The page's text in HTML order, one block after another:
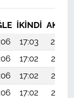
İKINDI
17:03
20:26
17:02
20:25
17:02
20:24
17:02
20:23